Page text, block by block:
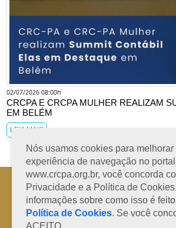
02/07/2026 08:00h
CRCPA E CRCPA MULHER REALIZAM
EM BELÉM
LEIA MAIS
Nós usamos cookies para melhorar
experiência de navegação no
www.crcpa.org.br, você concorda
Privacidade e a Política de
informações sobre como isso é
Política de Cookies. Se você
ACEITO.
Horário de Atendimento: 08h às 12h e 13h às
feira
Fone: +55 91 3202-4150 | E-mail:
Copyright 2014/2026 | Todos os direitos reservados ao